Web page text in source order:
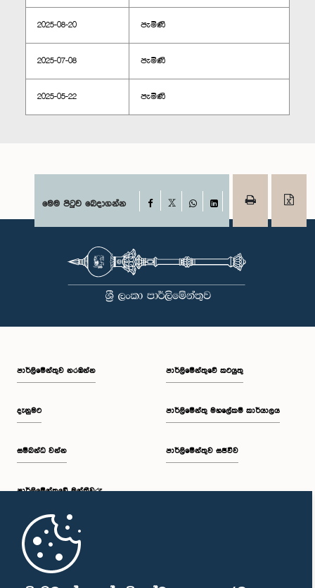
2025-08-20 පැමිණි
2025-07-08 පැමිණි
2025-05-22 පැමිණි
මෙම පිටුව බෙදාගන්න Facebook
WhatsAppLinkedIn
පාර්ලි‌මේන්තුව නරඹන්න
දැනුමට
සම්බන්ධ වන්න
පාර්ලි‌මේන්තුවේ මන්ත්‍රීවරු
මුල් පිටුව
පාර්ලිමේන්තුවේ කටයුතු
පාර්ලිමේන්තු මහලේකම් කාර්යාලය
පාර්ලිමේන්තුව සජීවීව